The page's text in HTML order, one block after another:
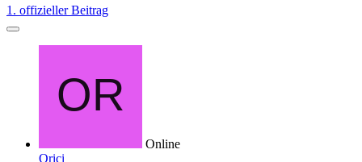
1. offizieller Beitrag
Online
Orici